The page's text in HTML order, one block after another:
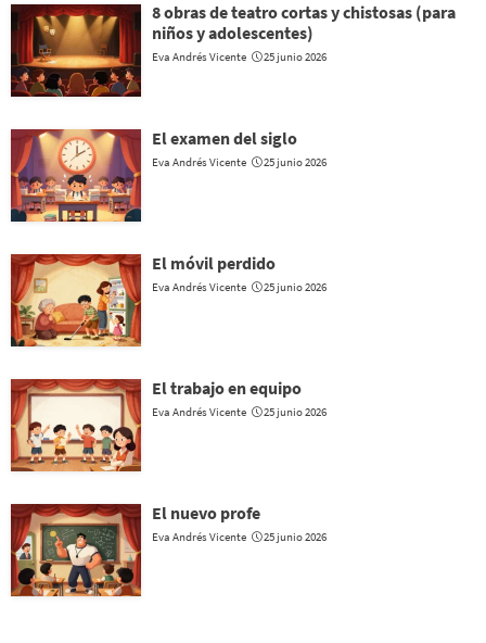
8 obras de teatro cortas y chistosas (para
niños y adolescentes)
Eva Andrés Vicente 25 junio 2026
El examen del siglo
Eva Andrés Vicente 25 junio 2026
El móvil perdido
Eva Andrés Vicente 25 junio 2026
El trabajo en equipo
Eva Andrés Vicente 25 junio 2026
El nuevo profe
Eva Andrés Vicente 25 junio 2026